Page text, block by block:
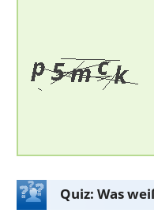
Quiz: Was